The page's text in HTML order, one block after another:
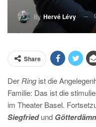
By Hervé Lévy
Share
Der Ring ist die
Familie: Das ist die
im Theater Basel.
Siegfriedund